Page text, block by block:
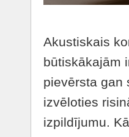
Akustiskais
būtiskākajām
pievērsta gan
izvēloties
izpildījumu.